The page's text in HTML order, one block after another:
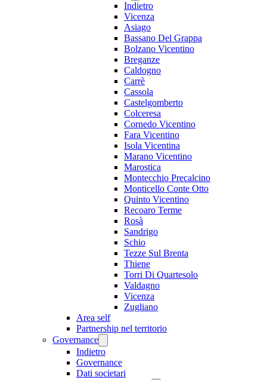
Indietro
Vicenza
Asiago
Bassano Del Grappa
Bolzano Vicentino
Breganze
Caldogno
Carrè
Cassola
Castelgomberto
Colceresa
Cornedo Vicentino
Fara Vicentino
Isola Vicentina
Marano Vicentino
Marostica
Montecchio Precalcino
Monticello Conte Otto
Quinto Vicentino
Recoaro Terme
Rosà
Sandrigo
Schio
Tezze Sul Brenta
Thiene
Torri Di Quartesolo
Valdagno
Vicenza
Zugliano
Area self
Partnership nel territorio
Governance
Indietro
Governance
Dati societari